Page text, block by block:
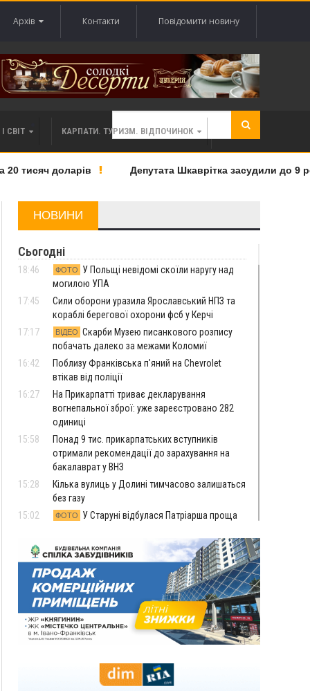
Архів Контакти Повідомити новину
СВІТ КАРПАТИ. ТУРИЗМ. ВІДПОЧИНОК
тисяч доларів Депутата Шкаврітка засудили до 9
НОВИНИ
Сьогодні
18:46 ФОТО
У Польщі невідомі скоїли наругу над
могилою УПА
17:45
Сили оборони уразила Ярославський НПЗ та
кораблі берегової охорони фсб у Керчі
17:17
ВІДЕО Скарби Музею писанкового розпису
побачать далеко за межами Коломиї
16:42
Поблизу Франківська п'яний на Chevrolet
втікав від поліції
16:27
На Прикарпатті триває декларування
вогнепальної зброї: уже зареєстровано 282
одиниці
15:58
Понад 9 тис. прикарпатських вступників
отримали рекомендації до зарахування на
бакалаврат у ВНЗ
15:28
Кілька вулиць у Долині тимчасово залишаться
без газу
15:02
ФОТО
У Старуні відбулася Патріарша проща
Франківець Лев Кишакевич не зможе стати
суддею Міжнародного кримінального суду
14:14
У Ворохті проведуть Кубок ФЛСУ зі стрибків
на лижах, пам'яті оборонця Богдана Бухонка
13:30
ФОТО На Калущині розшукали чоловіка, який
три дні блукав у лісі
13:14
Боднар розповів про реакцію влади Польщі
"Едельвейси" щемливо привітали рідну